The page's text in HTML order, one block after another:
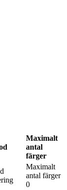
Maximalt
antal
färger
Maximalt
antal färger
0